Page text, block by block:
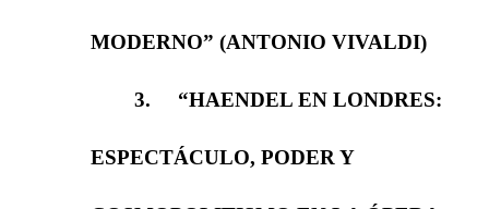
MODERNO” (ANTONIO VIVALDI)
3. “HAENDEL EN LONDRES:
ESPECTÁCULO, PODER Y